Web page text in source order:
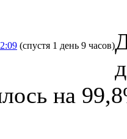
(спустя 1 день 9 часов)
на